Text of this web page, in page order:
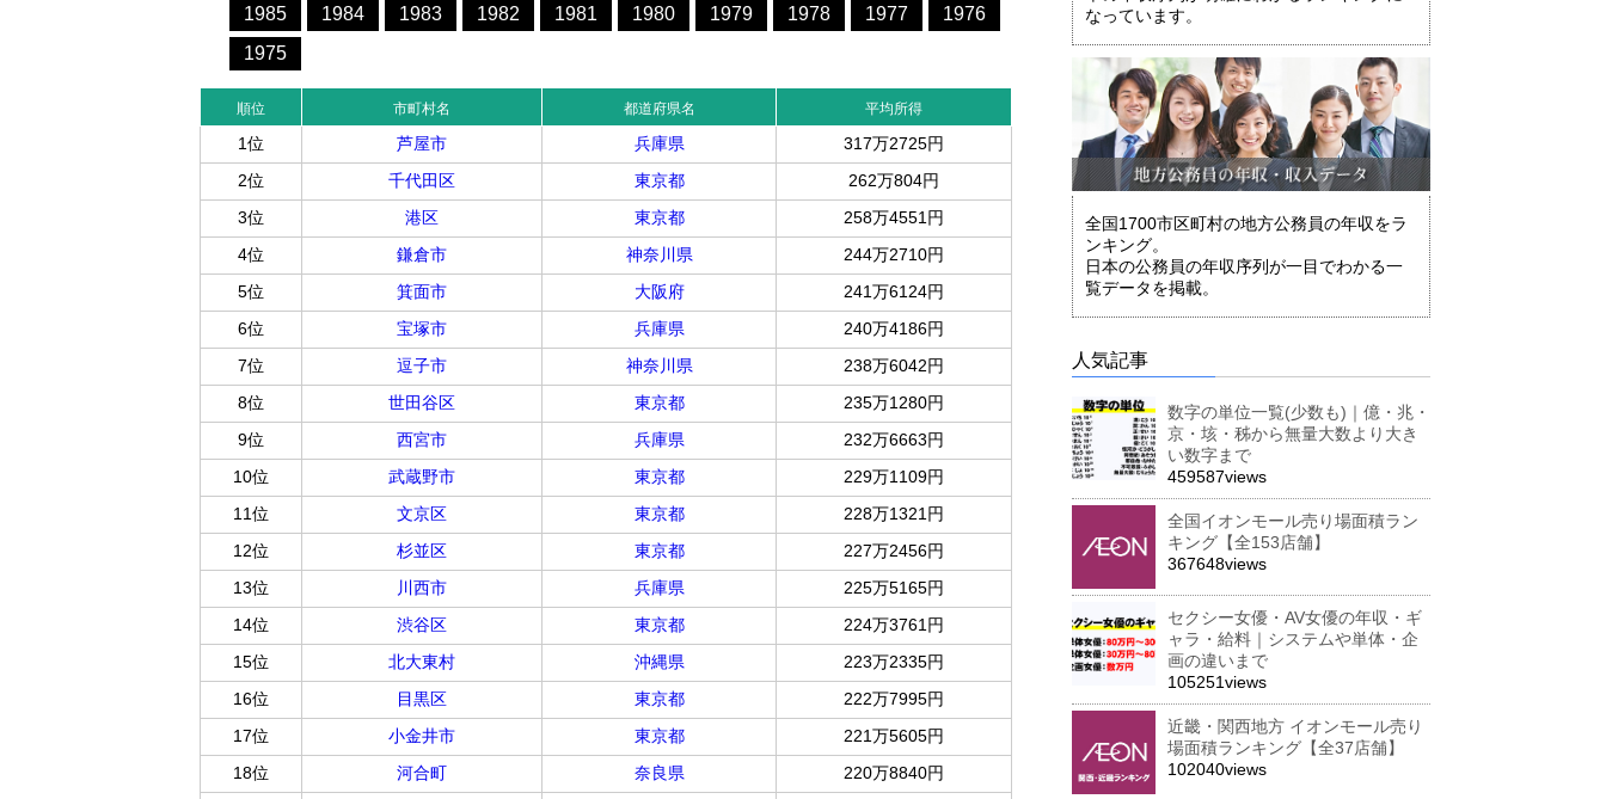
1985
1984 1983 1982 1981 1980 1979 1978 1977
1976
1975
順位 市町村名 都道府県名 平均所得
1位 芦屋市 兵庫県
317万2725円
2位
千代田区 東京都
262万804円
3位
港区 東京都
258万4551円
4位
鎌倉市 神奈川県
244万2710円
5位
箕面市 大阪府
241万6124円
6位
宝塚市 兵庫県
240万4186円
7位
逗子市 神奈川県
238万6042円
8位
世田谷区 東京都
235万1280円
9位
西宮市 兵庫県
232万6663円
10位
武蔵野市 東京都
229万1109円
11位
文京区 東京都
228万1321円
12位
杉並区 東京都
227万2456円
13位
川西市 兵庫県
225万5165円
14位
渋谷区 東京都
224万3761円
15位
北大東村 沖縄県
223万2335円
16位
目黒区 東京都
222万7995円
17位
小金井市 東京都
221万5605円
18位
河合町 奈良県
220万8840円
なっています。
全国1700市区町村の地方公務員の年収をラ
ンキング。
日本の公務員の年収序列が一目でわかる一
覧データを掲載。
人気記事
数字の単位一覧(少数も)｜億・兆・
京・垓・秭から無量大数より大き
い数字まで
459587views
全国イオンモール売り場面積ラン
キング【全153店舗】
367648views
セクシー女優・AV女優の年収・ギ
ャラ・給料｜システムや単体・企
画の違いまで
105251views
近畿・関西地方 イオンモール売り
場面積ランキング【全37店舗】
102040views